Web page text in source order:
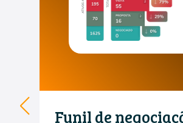
Funil de Captação